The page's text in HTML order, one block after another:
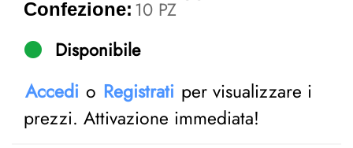
Confezione: 10 PZ
Disponibile
Accedi o Registrati per visualizzare i
prezzi. Attivazione immediata!